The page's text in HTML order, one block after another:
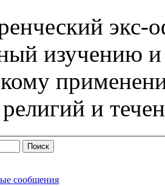
изучению
и
сообщения